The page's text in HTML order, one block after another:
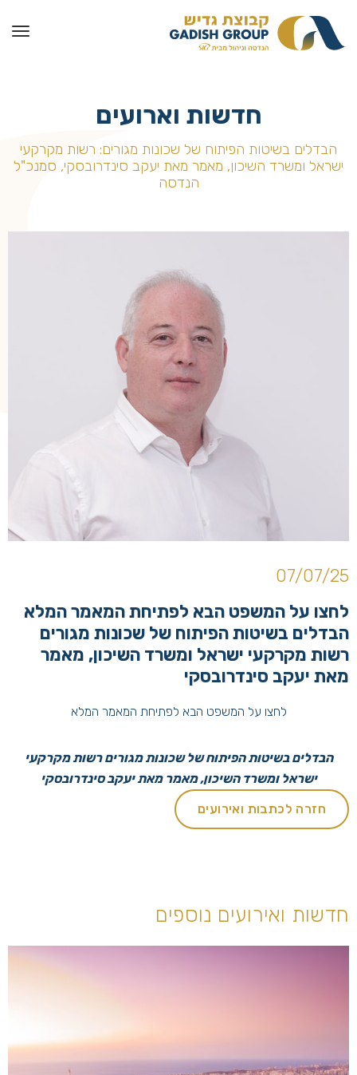
חדשות וארועים
הבדלים בשיטות הפיתוח של שכונות מגורים: רשות מקרקעי
ישראל ומשרד השיכון, מאמר מאת יעקב סינדרובסקי, סמנכ"ל
הנדסה
07/07/25
לחצו על המשפט הבא לפתיחת המאמר המלא
הבדלים בשיטות הפיתוח של שכונות מגורים
רשות מקרקעי ישראל ומשרד השיכון, מאמר
מאת יעקב סינדרובסקי
לחצו על המשפט הבא לפתיחת המאמר המלא
הבדלים בשיטות הפיתוח של שכונות מגורים רשות מקרקעי
ישראל ומשרד השיכון, מאמר מאת יעקב סינדרובסקי
חזרה לכתבות ואירועים
חדשות ואירועים נוספים